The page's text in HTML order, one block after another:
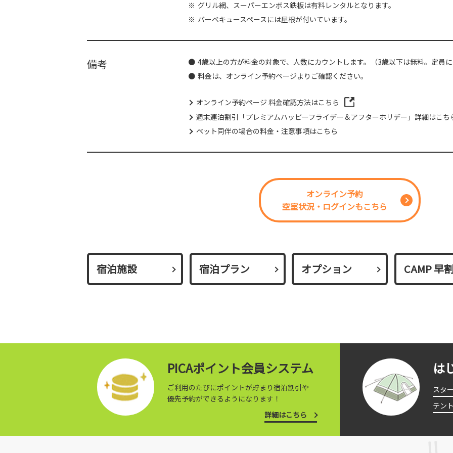
グリル網、スーパーエンボス鉄板は有料レンタルとなります。
バーベキュースペースには屋根が付いています。
備考
4歳以上の方が料金の対象で、人数にカウントします。（3歳以下は無料。定員に
料金は、オンライン予約ページよりご確認ください。
オンライン予約ページ 料金確認方法はこちら
週末連泊割引「プレミアムハッピーフライデー＆アフターホリデー」詳細はこち
ペット同伴の場合の料金・注意事項はこちら
オンライン予約
空室状況・ログインもこちら
宿泊施設 宿泊プラン オプション CAMP 早
PICAポイント会員システム
ご利用のたびにポイントが貯まり宿泊割引や
優先予約ができるようになります！
詳細はこちら
は
スタ
テン